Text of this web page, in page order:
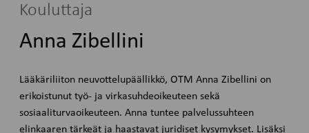
Kouluttaja
Anna Zibellini
Lääkäriliiton neuvottelupäällikkö, OTM Anna Zibellini on
erikoistunut työ- ja virkasuhdeoikeuteen sekä
sosiaaliturvaoikeuteen. Anna tuntee palvelussuhteen
elinkaaren tärkeät ja haastavat juridiset kysymykset. Lisäksi